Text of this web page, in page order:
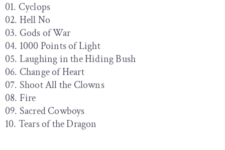
01. Cyclops
02. Hell No
03. Gods of War
04. 1000 Points of Light
05. Laughing in the Hiding Bush
06. Change of Heart
07. Shoot All the Clowns
08. Fire
09. Sacred Cowboys
10. Tears of the Dragon